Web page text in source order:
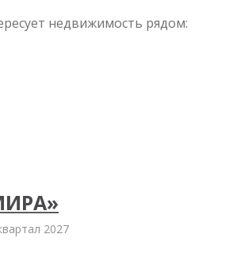
недвижимость рядом:
2027